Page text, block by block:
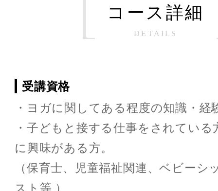
コース詳細
DETAILS
受講資格
・ヨガに関してある程度の知識・経
・子どもと接する仕事をされてい
に興味がある方。
（保育士、児童福祉関連、ベビーシ
スト等 ）